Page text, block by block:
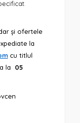
și ofertele
la
cu titlul
la 05